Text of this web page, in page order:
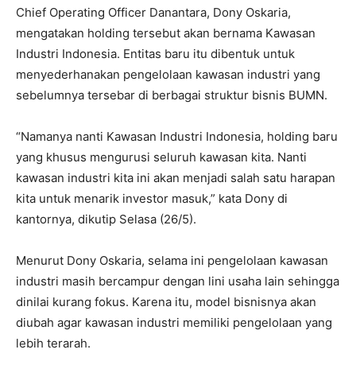
Chief Operating Officer Danantara, Dony Oskaria,
mengatakan holding tersebut akan bernama Kawasan
Industri Indonesia. Entitas baru itu dibentuk untuk
menyederhanakan pengelolaan kawasan industri yang
sebelumnya tersebar di berbagai struktur bisnis BUMN.
“Namanya nanti Kawasan Industri Indonesia, holding baru
yang khusus mengurusi seluruh kawasan kita. Nanti
kawasan industri kita ini akan menjadi salah satu harapan
kita untuk menarik investor masuk,” kata Dony di
kantornya, dikutip Selasa (26/5).
Menurut Dony Oskaria, selama ini pengelolaan kawasan
industri masih bercampur dengan lini usaha lain sehingga
dinilai kurang fokus. Karena itu, model bisnisnya akan
diubah agar kawasan industri memiliki pengelolaan yang
lebih terarah.